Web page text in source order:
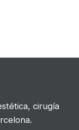
cirugía